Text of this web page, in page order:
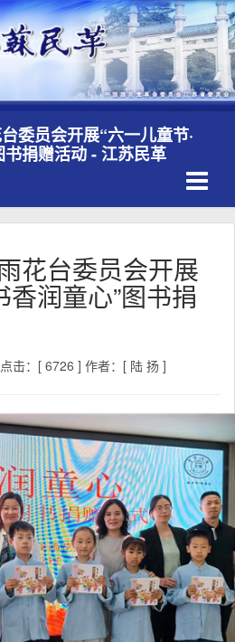
委员会开展“六一儿童节·
捐赠活动 - 江苏民革
花台委员会开展
香润童心”图书捐
点击：[ 6726 ] 作者：[ 陆 扬 ]